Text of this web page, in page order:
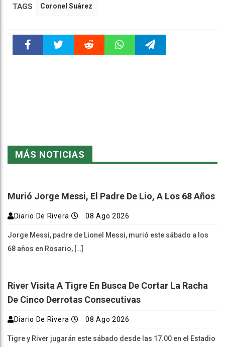
TAGS Coronel Suárez
MÁS NOTICIAS
Murió Jorge Messi, El Padre De Lio, A Los 68 Años
Diario De Rivera 08 Ago 2026
Jorge Messi, padre de Lionel Messi, murió este sábado a los
68 años en Rosario, […]
River Visita A Tigre En Busca De Cortar La Racha
De Cinco Derrotas Consecutivas
Diario De Rivera 08 Ago 2026
Tigre y River jugarán este sábado desde las 17.00 en el Estadio